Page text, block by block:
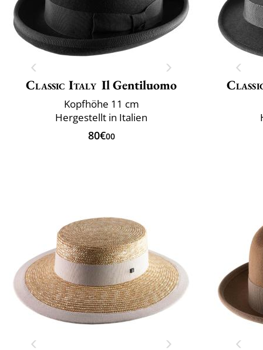
Classic Italy Il Gentiluomo
Kopfhöhe 11 cm
Hergestellt in Italien
80€00